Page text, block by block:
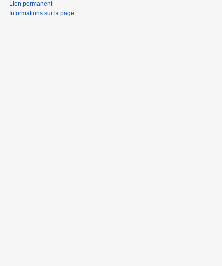
Lien permanent
Informations sur la page